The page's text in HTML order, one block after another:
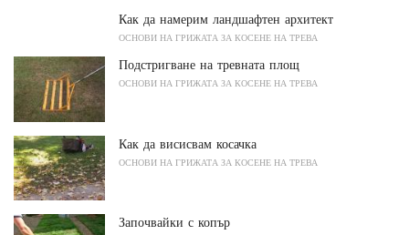
Как да намерим ландшафтен архитект
ОСНОВИ НА ГРИЖАТА ЗА КОСЕНЕ НА ТРЕВА
Подстригване на тревната площ
ОСНОВИ НА ГРИЖАТА ЗА КОСЕНЕ НА ТРЕВА
Как да висисвам косачка
ОСНОВИ НА ГРИЖАТА ЗА КОСЕНЕ НА ТРЕВА
Започвайки с копър